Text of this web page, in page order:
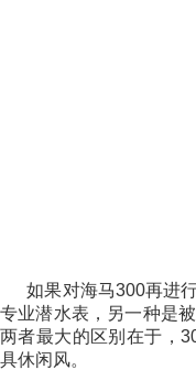
如果对海马300再进行
专业潜水表，另一种是
两者最大的区别在于，
具休闲风。